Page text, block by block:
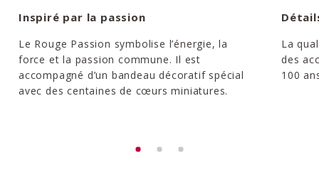
Inspiré par la passion
Le Rouge Passion symbolise l’énergie, la
force et la passion commune. Il est
accompagné d’un bandeau décoratif spécial
avec des centaines de cœurs miniatures.
La
des
100